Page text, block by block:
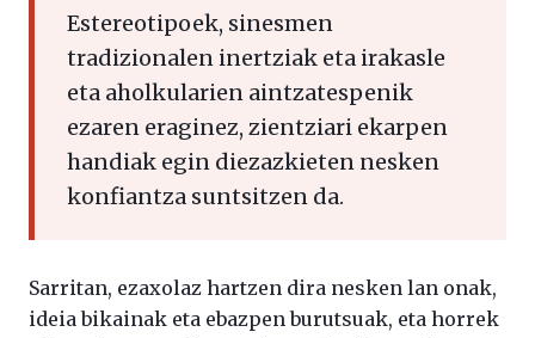
Estereotipoek, sinesmen
tradizionalen inertziak eta irakasle
eta aholkularien aintzatespenik
ezaren eraginez, zientziari ekarpen
handiak egin diezazkieten nesken
konfiantza suntsitzen da.
Sarritan, ezaxolaz hartzen dira nesken lan onak,
ideia bikainak eta ebazpen burutsuak, eta horrek